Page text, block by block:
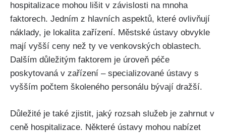
hospitalizace mohou lišit v závislosti na mnoha
faktorech. Jedním z hlavních aspektů, které ovlivňují
náklady, je lokalita zařízení. Městské ústavy obvykle
mají vyšší ceny než ty ve venkovských oblastech.
Dalším důležitým faktorem je úroveň péče
poskytovaná v zařízení – specializované ústavy s
vyšším počtem školeného personálu bývají dražší.
Důležité je také zjistit, jaký rozsah služeb je zahrnut v
ceně hospitalizace. Některé ústavy mohou nabízet